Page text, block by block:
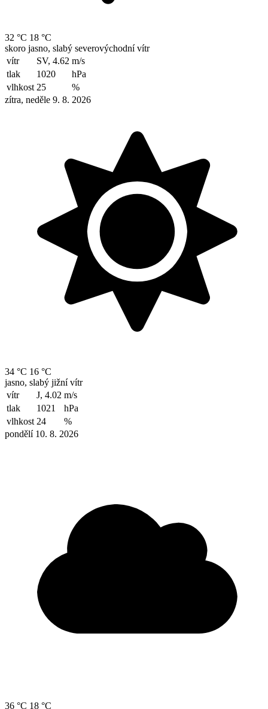
32 °C 18 °C
skoro jasno, slabý severovýchodní vítr
vítr
SV, 4.62 m/s
tlak
1020
hPa
vlhkost 25
%
zítra, neděle 9. 8. 2026
34 °C 16 °C
jasno, slabý jižní vítr
vítr
J, 4.02 m/s
tlak
1021
hPa
vlhkost 24
%
pondělí 10. 8. 2026
36 °C 18 °C